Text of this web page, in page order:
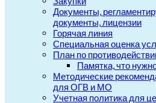
Документы,
документы, лицензии
Горячая линия
Специальная оценка
План по
Памятка, что
Методические
для ОГВ и МО
Учетная политика для